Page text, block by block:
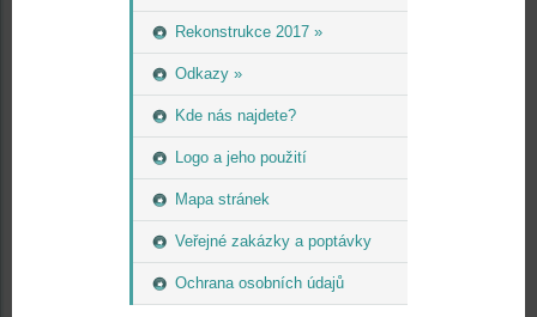
Rekonstrukce 2017 »
Odkazy »
Kde nás najdete?
Logo a jeho použití
Mapa stránek
Veřejné zakázky a poptávky
Ochrana osobních údajů